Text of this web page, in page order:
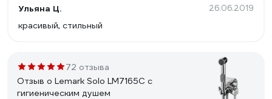
Ульяна Ц. 26.06.2019
красивый, стильный
72 отзыва
Отзыв о Lemark Solo LM7165C с
гигиеническим душем